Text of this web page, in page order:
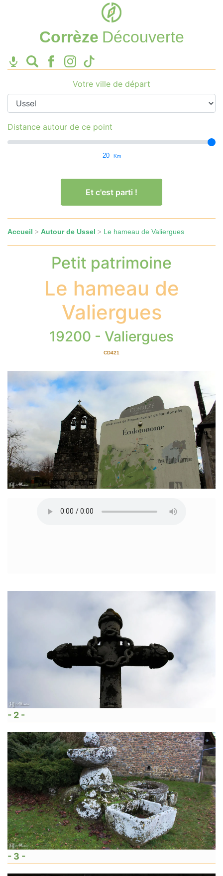
Corrèze Découverte
Votre ville de départ
Distance autour de ce point
20 Km
Et c'est parti !
Accueil > Autour de Ussel > Le hameau de Valiergues
Petit patrimoine
Le hameau de
Valiergues
19200 - Valiergues
CD421
- 2 -
- 3 -